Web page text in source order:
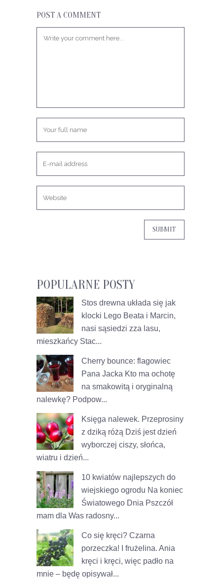
POST A COMMENT
POPULARNE POSTY
Stos drewna układa się jak
klocki Lego Beata i Marcin,
nasi sąsiedzi zza lasu,
mieszkańcy Stac...
Cherry bounce: flagowiec
Pana Jacka Kto ma ochotę
na smakowitą i oryginalną
nalewkę? Podpow...
Księga nalewek. Przeprosiny
z dziką różą Dziś jest dzień
wyborczej ciszy, słońca,
wiatru i dzień...
10 kwiatów najlepszych do
wiejskiego ogrodu Na koniec
Światowego Dnia Pszczół
mam dla Was radosny...
Co się kręci? Czarna
porzeczka! I frużelina. Ania
kręci i kręci, więc padło na
mnie – będę opisywał...